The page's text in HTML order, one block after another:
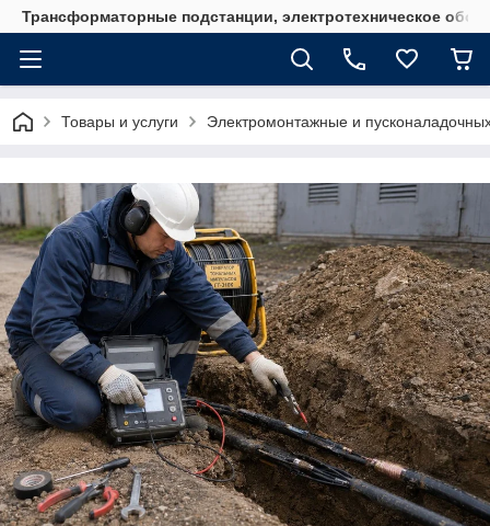
Трансформаторные подстанции, электротехническое
Товары и услуги Электромонтажные и